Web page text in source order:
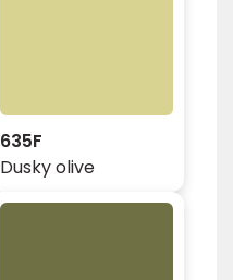
635F
Dusky olive